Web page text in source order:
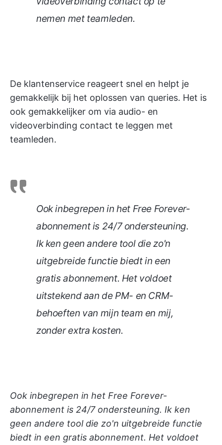
nemen met teamleden.
De klantenservice reageert snel en helpt je
gemakkelijk bij het oplossen van queries. Het is
ook gemakkelijker om via audio- en
videoverbinding contact te leggen met
teamleden.
Ook inbegrepen in het Free Forever-
abonnement is 24/7 ondersteuning.
Ik ken geen andere tool die zo'n
uitgebreide functie biedt in een
gratis abonnement. Het voldoet
uitstekend aan de PM- en CRM-
behoeften van mijn team en mij,
zonder extra kosten.
Ook inbegrepen in het Free Forever-
abonnement is 24/7 ondersteuning. Ik ken
geen andere tool die zo'n uitgebreide functie
biedt in een gratis abonnement. Het voldoet